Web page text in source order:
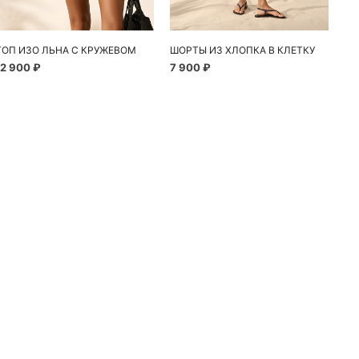
ИЗО ЛЬНА С КРУЖЕВОМ
900 ₽
ШОРТЫ ИЗ ХЛОПКА В КЛЕТКУ
7 900 ₽